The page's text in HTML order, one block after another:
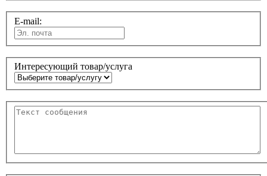
E-mail:
Интересующий товар/услуга